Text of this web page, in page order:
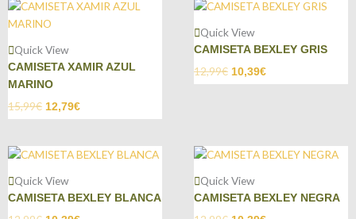
Quick View
CAMISETA XAMIR AZUL
MARINO
15,99€ 12,79€
Quick View
CAMISETA BEXLEY GRIS
12,99€ 10,39€
Quick View
CAMISETA BEXLEY BLANCA
Quick View
CAMISETA BEXLEY NEGRA